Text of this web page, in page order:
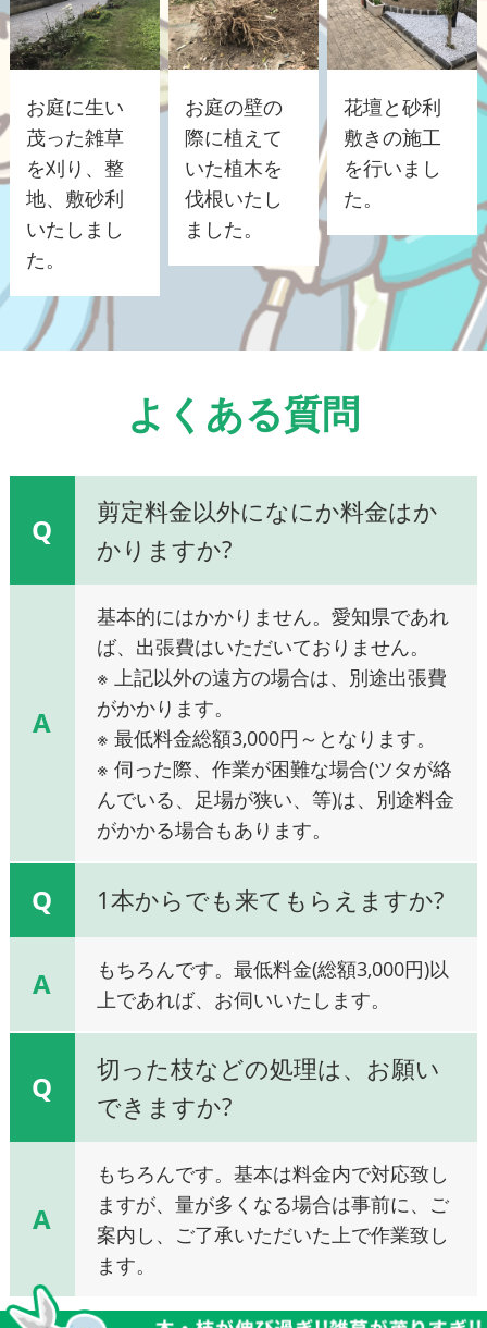
お庭に生い
茂った雑草
を刈り、整
地、敷砂利
いたしまし
た。
お庭の壁の
際に植えて
いた植木を
伐根いたし
ました。
花壇と砂利
敷きの施工
を行いまし
た。
よくある質問
Q
剪定料金以外になにか料金はか
かりますか?
A
基本的にはかかりません。愛知県であれ
ば、出張費はいただいておりません。
※ 上記以外の遠方の場合は、別途出張費
がかかります。
※ 最低料金総額3,000円～となります。
※ 伺った際、作業が困難な場合(ツタが絡
んでいる、足場が狭い、等)は、別途料金
がかかる場合もあります。
Q 1本からでも来てもらえますか?
A
もちろんです。最低料金(総額3,000円)以
上であれば、お伺いいたします。
Q
切った枝などの処理は、お願い
できますか?
A
もちろんです。基本は料金内で対応致し
ますが、量が多くなる場合は事前に、ご
案内し、ご了承いただいた上で作業致し
ます。